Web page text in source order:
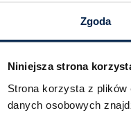
Zgoda
Niniejsza strona
Strona korzysta z
danych osobowych
z Ghany E.Wedel
porzeczki